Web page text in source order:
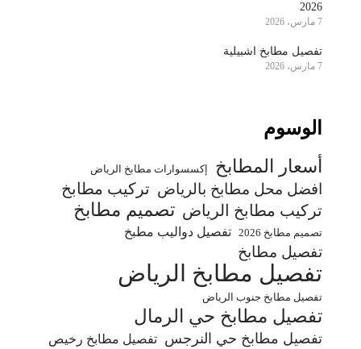
2026
7 مارس، 2026
تفصيل مطابخ اشبيلية
7 مارس، 2026
الوسوم
أسعار المطابخ إكسسوارات مطابخ الرياض
افضل محل مطابخ بالرياض تركيب مطابخ
تركيب مطابخ الرياض تصميم مطابخ
تصميم مطابخ 2026 تفصيل دواليب مطبخ
تفصيل مطابخ
تفصيل مطابخ الرياض
تفصيل مطابخ جنوب الرياض
تفصيل مطابخ حي الرمال
تفصيل مطابخ حي النرجس تفصيل مطابخ رخيص